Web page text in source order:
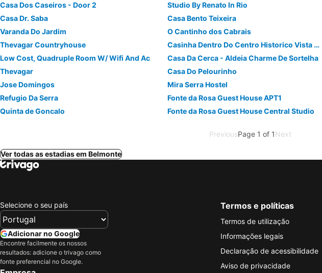
Casa Dos Caseiros - Door 2
Studio By Renato In Rio
Casa Dr. Saba
Casa Bento Teixeira
Varanda Do Jardim
O Cantinho dos Cabrais
Thevagar Countryhouse
Casinha Dentro Do Centro Historico Vista Deslumbrante
Low Cost, Quadruple Room W/ Wifi And Ac
Casa Da Cerca - Aldeia Charme De Sortelha
Thevagar
Casa Do Pelourinho
Jose Domingos
Mira Serra Hostel
Refugio Da Serra
Fonte da Rosa Guest House APT1
Quinta de Goncalo
Fonte da Rosa Guest House Central Studio
PreviousPage 1 of 1Next
Ver todas as estadias em Belmonte
Selecione o seu país
Adicionar no Google
Encontre facilmente os nossos
resultados: adicione o trivago como
fonte preferencial no Google.
Termos e políticas
Termos de utilização
Informações legais
Declaração de acessibilidade
Aviso de privacidade